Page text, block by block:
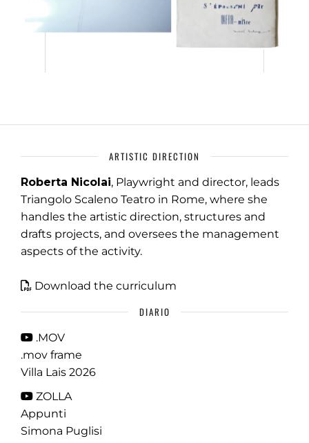
ARTISTIC DIRECTION
Roberta Nicolai, Playwright and director, leads
Triangolo Scaleno Teatro in Rome, where she
handles the artistic direction, structures and
drafts projects, and oversees the management
aspects of the activity.
Download the curriculum
DIARIO
.MOV
.mov frame
Villa Lais 2026
ZOLLA
Appunti
Simona Puglisi